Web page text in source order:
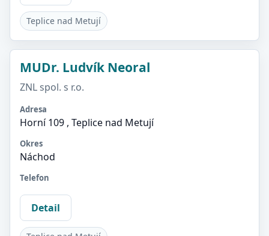
Teplice nad Metují
MUDr. Ludvík Neoral
ZNL spol. s r.o.
Adresa
Horní 109 , Teplice nad Metují
Okres
Náchod
Telefon
Detail